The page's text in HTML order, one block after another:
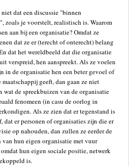
dat een discussie "binnen
zoals je voorstelt, realistisch is. Waarom
aan bij een organisatie? Omdat ze
dat ze er (terecht of onterecht) belang
dat het wereldbeeld dat die organisatie
verspreid, hen aanspreekt. Als ze voelen
in de organisatie hen een beter gevoel of
geeft, dan gaan ze niet
wat de spreekbuizen van de organisatie
fenomeen (in casu de oorlog in
Als ze zien dat er tegenstand is
dat er personen of organisaties zijn die er
op nahouden, dan zullen ze eerder de
van hun eigen organisatie met vuur
hun eigen sociale positie, netwerk
is.